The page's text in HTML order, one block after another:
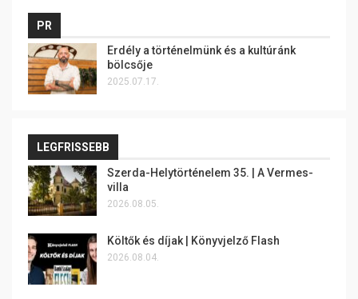
PR
Erdély a történelmünk és a kultúránk
bölcsője
2025.07.17.
LEGFRISSEBB
Szerda-Helytörténelem 35. | A Vermes-
villa
2026.08.05.
Költők és díjak | Könyvjelző Flash
2026.08.04.